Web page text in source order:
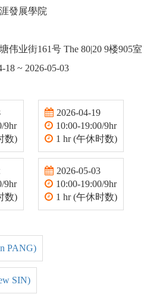
發展學院
伟业街161号 The 80|20 9楼905室
18 ~ 2026-05-03
9hr
数)
2026-04-19
10:00-19:00/9hr
1 hr (午休时数)
9hr
数)
2026-05-03
10:00-19:00/9hr
1 hr (午休时数)
PANG)
SIN)